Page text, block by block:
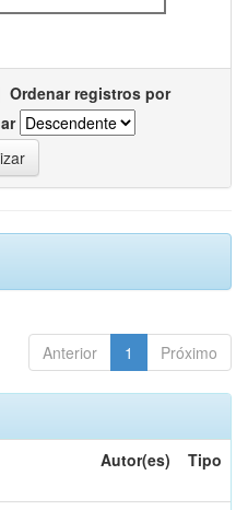
Ordenar registros por
Anterior 1 Próximo
Autor(es) Tipo